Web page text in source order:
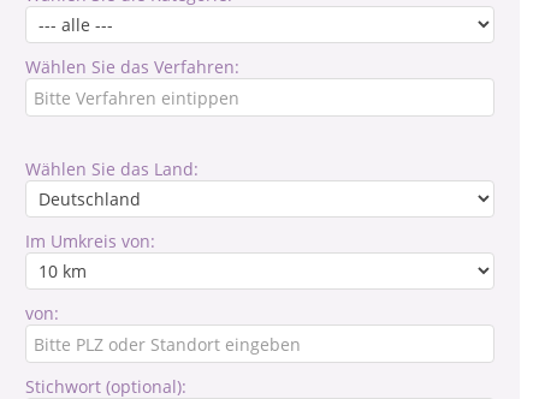
Wählen Sie das Verfahren:
Wählen Sie das Land:
Im Umkreis von:
von:
Stichwort (optional):